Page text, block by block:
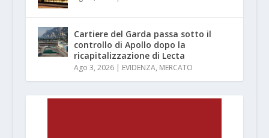
Cartiere del Garda passa sotto il
controllo di Apollo dopo la
ricapitalizzazione di Lecta
Ago 3, 2026| EVIDENZA, MERCATO